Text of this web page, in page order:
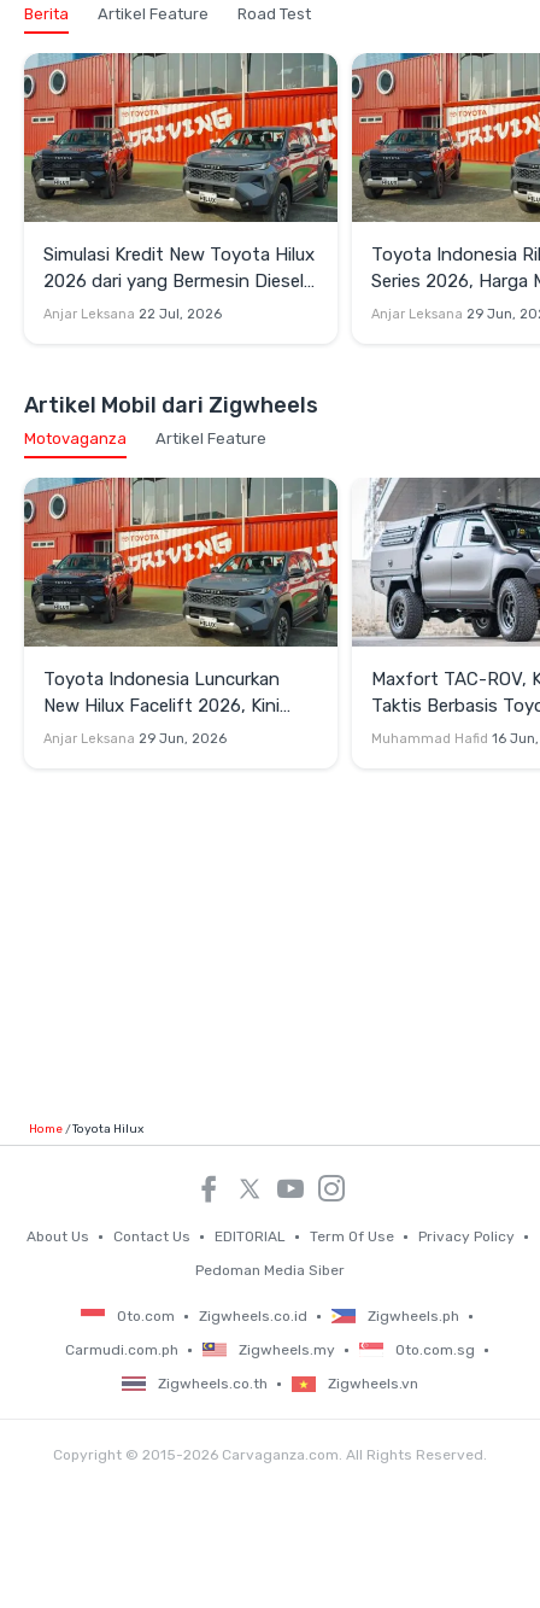
Berita Artikel Feature Road Test
Simulasi Kredit New Toyota Hilux
2026 dari yang Bermesin Diesel
hingga Varian EV
Anjar Leksana 22 Jul, 2026
Toyota Indonesia
Series 2026, Harga
Jutaan
Anjar Leksana 29 Jun,
Artikel Mobil dari Zigwheels
Motovaganza Artikel Feature
Toyota Indonesia Luncurkan
New Hilux Facelift 2026, Kini
Punya Versi EV
Anjar Leksana 29 Jun, 2026
Maxfort TAC-ROV,
Taktis Berbasis
yang Serbaguna
Muhammad Hafid 16
Home Toyota Hilux
About Us Contact Us EDITORIAL Term Of Use
Privacy Policy
Pedoman Media Siber
Oto.com Zigwheels.co.id
Zigwheels.ph
Carmudi.com.ph
Zigwheels.my
Oto.com.sg
Zigwheels.co.th
Zigwheels.vn
Copyright © 2015-2026 Carvaganza.com. All Rights Reserved.